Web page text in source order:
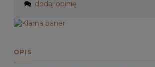
dodaj opinię
OPIS